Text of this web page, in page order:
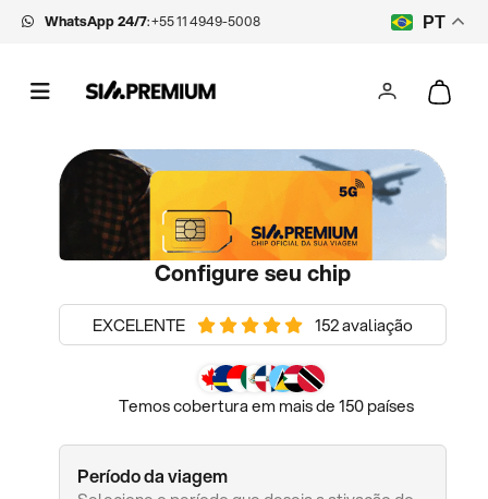
WhatsApp 24/7:+55 11 4949-5008 PT
Configure seu chip
EXCELENTE 152 avaliação
Temos cobertura em mais de 150 países
Período da viagem